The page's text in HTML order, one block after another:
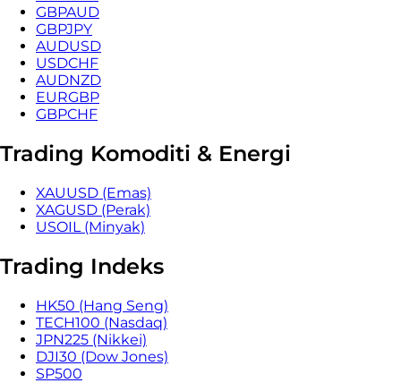
GBPAUD
GBPJPY
AUDUSD
USDCHF
AUDNZD
EURGBP
GBPCHF
Trading Komoditi & Energi
XAUUSD (Emas)
XAGUSD (Perak)
USOIL (Minyak)
Trading Indeks
HK50 (Hang Seng)
TECH100 (Nasdaq)
JPN225 (Nikkei)
DJI30 (Dow Jones)
SP500